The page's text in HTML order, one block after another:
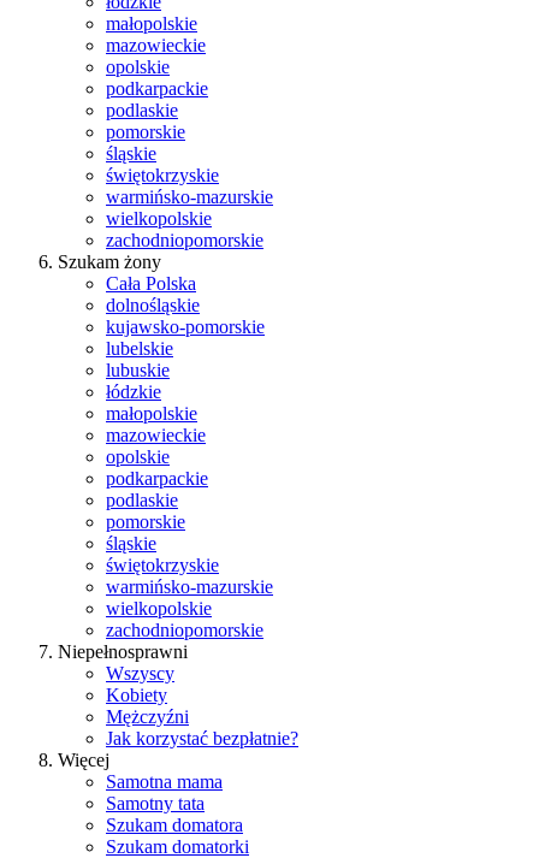
małopolskie
mazowieckie
opolskie
podkarpackie
podlaskie
pomorskie
śląskie
świętokrzyskie
warmińsko-mazurskie
wielkopolskie
zachodniopomorskie
Szukam żony
Cała Polska
dolnośląskie
kujawsko-pomorskie
lubelskie
lubuskie
łódzkie
małopolskie
mazowieckie
opolskie
podkarpackie
podlaskie
pomorskie
śląskie
świętokrzyskie
warmińsko-mazurskie
wielkopolskie
zachodniopomorskie
Niepełnosprawni
Wszyscy
Kobiety
Mężczyźni
Jak korzystać bezpłatnie?
Więcej
Samotna mama
Samotny tata
Szukam domatora
Szukam domatorki